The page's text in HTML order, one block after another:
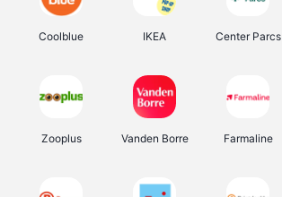
Coolblue IKEA Center Parcs
Zooplus Vanden Borre Farmaline